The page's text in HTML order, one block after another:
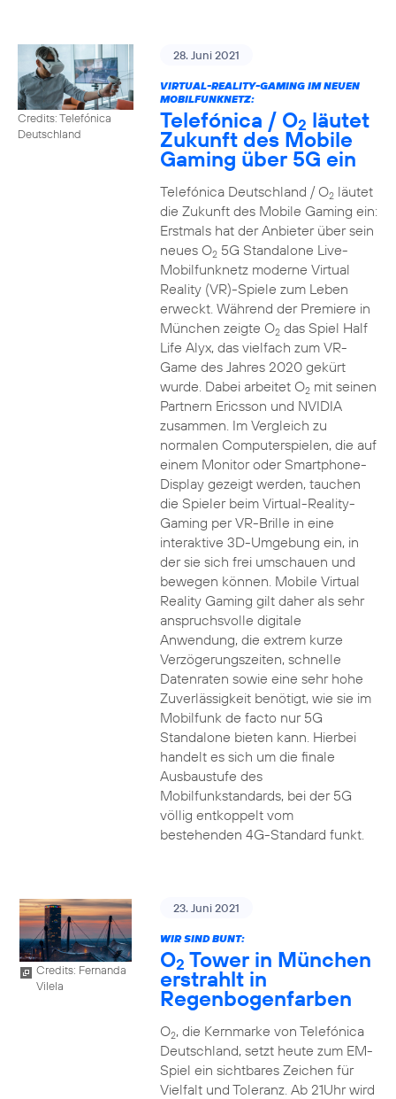
Credits: Telefónica
Deutschland
28. Juni 2021
VIRTUAL-REALITY-GAMING IM NEUEN
MOBILFUNKNETZ:
Telefónica / O2 läutet
Zukunft des Mobile
Gaming über 5G ein
Telefónica Deutschland / O2läutet
die Zukunft des Mobile Gaming ein:
Erstmals hat der Anbieter über sein
neues O25G Standalone Live-
Mobilfunknetz moderne Virtual
Reality (VR)-Spiele zum Leben
erweckt. Während der Premiere in
München zeigte O2das Spiel Half
Life Alyx, das vielfach zum VR-
Game des Jahres 2020 gekürt
wurde. Dabei arbeitet O2mit seinen
Partnern Ericsson und NVIDIA
zusammen. Im Vergleich zu
normalen Computerspielen, die auf
einem Monitor oder Smartphone-
Display gezeigt werden, tauchen
die Spieler beim Virtual-Reality-
Gaming per VR-Brille in eine
interaktive 3D-Umgebung ein, in
der sie sich frei umschauen und
bewegen können. Mobile Virtual
Reality Gaming gilt daher als sehr
anspruchsvolle digitale
Anwendung, die extrem kurze
Verzögerungszeiten, schnelle
Datenraten sowie eine sehr hohe
Zuverlässigkeit benötigt, wie sie im
Mobilfunk de facto nur 5G
Standalone bieten kann. Hierbei
handelt es sich um die finale
Ausbaustufe des
Mobilfunkstandards, bei der 5G
völlig entkoppelt vom
bestehenden 4G-Standard funkt.
Credits: Fernanda
Vilela
23. Juni 2021
WIR SIND BUNT:
O2 Tower in München
erstrahlt in
Regenbogenfarben
O2, die Kernmarke von Telefónica
Deutschland, setzt heute zum EM-
Spiel ein sichtbares Zeichen für
Vielfalt und Toleranz. Ab 21Uhr wird